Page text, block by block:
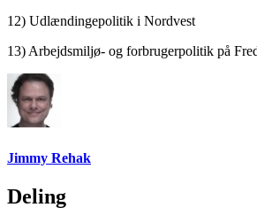
12) Udlændingepolitik i Nordvest
13) Arbejdsmiljø- og forbrugerpolitik på
Jimmy Rehak
Deling